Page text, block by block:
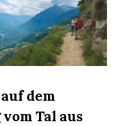
dem
Tal aus